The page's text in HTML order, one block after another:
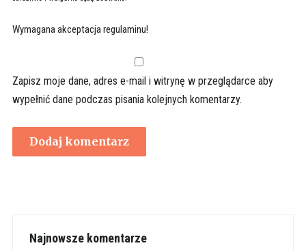
Wymagana akceptacja regulaminu!
Zapisz moje dane, adres e-mail i witrynę w przeglądarce aby
wypełnić dane podczas pisania kolejnych komentarzy.
Najnowsze komentarze